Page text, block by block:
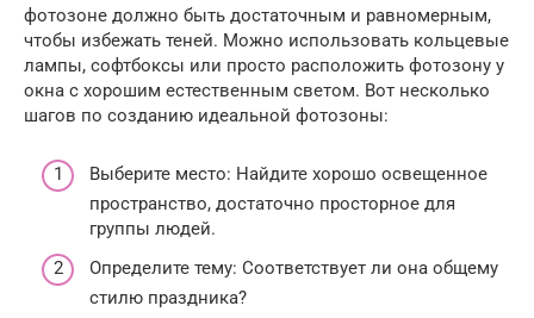
фотозоне должно быть достаточным и равномерным,
чтобы избежать теней. Можно использовать кольцевые
лампы, софтбоксы или просто расположить фотозону у
окна с хорошим естественным светом. Вот несколько
шагов по созданию идеальной фотозоны:
Выберите место: Найдите хорошо освещенное
пространство, достаточно просторное для
группы людей.
Определите тему: Соответствует ли она общему
стилю праздника?